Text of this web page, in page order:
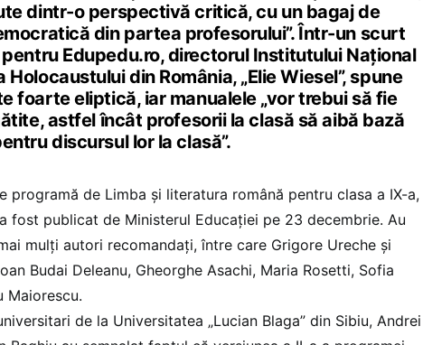
dintr-o perspectivă critică, cu un bagaj de
din partea profesorului”. Într-un scurt
Edupedu.ro, directorul Institutului Național
din România, „Elie Wiesel”, spune
foarte eliptică, iar manualele „vor trebui să fie
astfel încât profesorii la clasă să aibă bază
discursul lor la clasă”.
programă de Limba și literatura română pentru clasa a IX-a,
fost publicat de Ministerul Educației pe 23 decembrie. Au
mulți autori recomandați, între care Grigore Ureche și
Budai Deleanu, Gheorghe Asachi, Maria Rosetti, Sofia
Maiorescu.
de la Universitatea „Lucian Blaga” din Sibiu, Andrei